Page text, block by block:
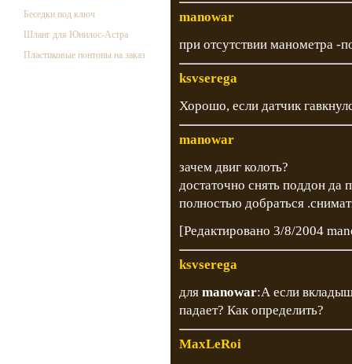
Беседки под ключ
Шланг для Юнилос-Астра
Пластиковые понтоны на заказ
manowar
при отсутствии манометра -
ksvserega
Хорошо, если датчик
manowar
зачем двиг колоть?
достаточно снять поддон
полностью добраться
[Редактировано 3/8/2004
ksvserega
для manowar:А если
падает? Как определить?
MaxLeRoi